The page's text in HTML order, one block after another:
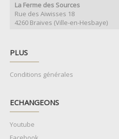
La Ferme des Sources
Rue des Aiwisses 18
4260 Braives (Ville-en-Hesbaye)
PLUS
Conditions générales
ECHANGEONS
Youtube